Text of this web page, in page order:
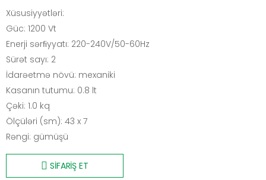
Xüsusiyyətləri:
Güc: 1200 Vt
Enerji sərﬁyyatı: 220-240V/50-60Hz
Sürət sayı: 2
İdarəetmə növü: mexaniki
Kasanın tutumu: 0.8 lt
Çəki: 1.0 kq
Ölçüləri (sm): 43 x 7
Rəngi: gümüşü
SİFARİŞ ET